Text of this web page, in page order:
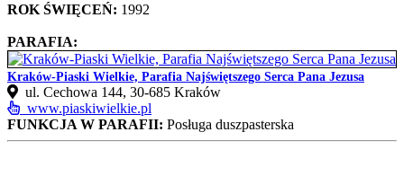
ROK ŚWIĘCEŃ: 1992
PARAFIA:
Kraków-Piaski Wielkie, Parafia Najświętszego Serca Pana Jezusa
ul. Cechowa 144, 30‑685 Kraków
www.piaskiwielkie.pl
FUNKCJA W PARAFII: Posługa duszpasterska